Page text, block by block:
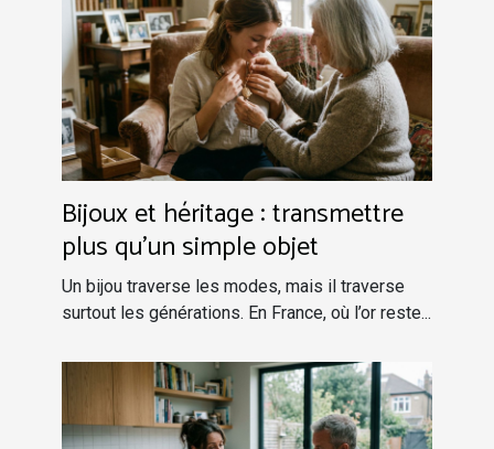
Bijoux et héritage : transmettre
plus qu’un simple objet
Un bijou traverse les modes, mais il traverse
surtout les générations. En France, où l’or reste...